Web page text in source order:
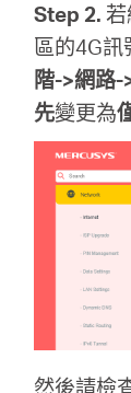
Step 2.
區的4G
階->網路-
先變更為
然後請檢